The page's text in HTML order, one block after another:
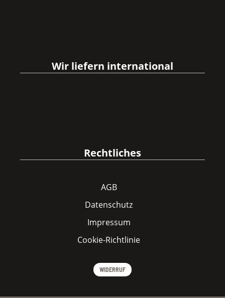
Wir liefern international
Rechtliches
AGB
Datenschutz
Impressum
Cookie-Richtlinie
WIDERRUF